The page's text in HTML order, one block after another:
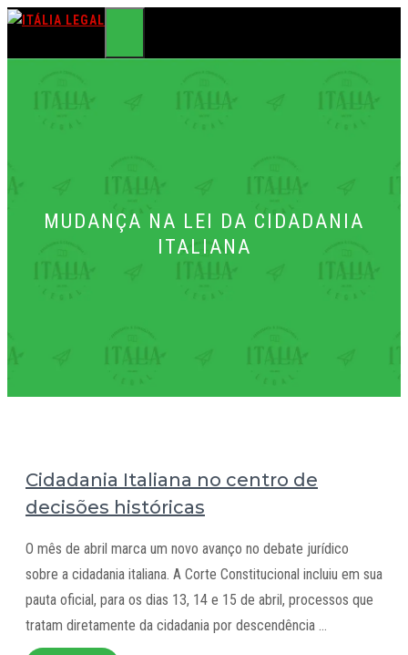
Pular
conteúdo
MENU
MUDANÇA NA LEI DA CIDADANIA
ITALIANA
Cidadania Italiana no centro de
decisões históricas
O mês de abril marca um novo avanço no debate jurídico
sobre a cidadania italiana. A Corte Constitucional incluiu em sua
pauta oficial, para os dias 13, 14 e 15 de abril, processos que
tratam diretamente da cidadania por descendência …